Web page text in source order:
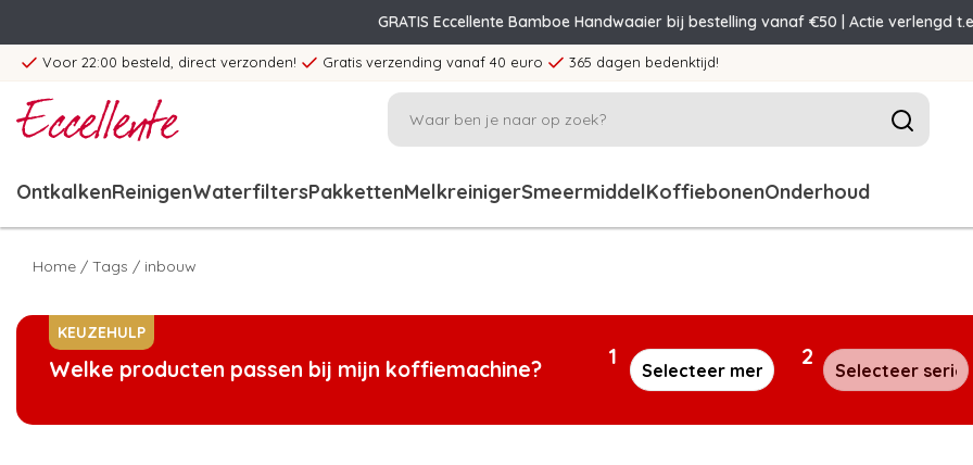
GRATIS Eccellente Bamboe Handwaaier bij bestelling vanaf €50 | Actie verlengd
Voor 22:00 besteld, direct verzonden! Gratis verzending vanaf 40 euro 365 dagen bedenktijd!
OntkalkenReinigenWaterfiltersPakkettenMelkreinigerSmeermiddelKoffiebonenOnderhoud
Home / Tags / inbouw
KEUZEHULP
Welke producten passen bij mijn koffiemachine? 1 2